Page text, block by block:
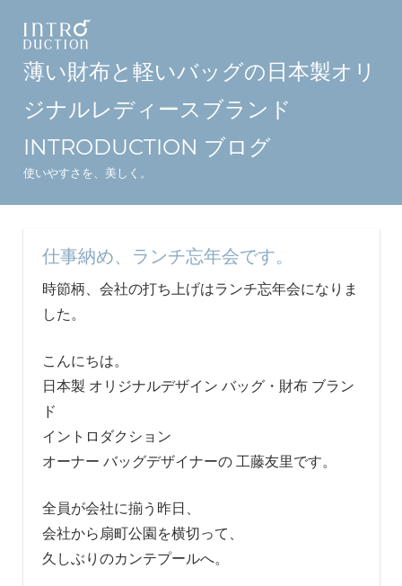
薄い財布と軽いバッグの日本製オリ
ジナルレディースブランド
INTRODUCTION ブログ
使いやすさを、美しく。
仕事納め、ランチ忘年会です。
時節柄、会社の打ち上げはランチ忘年会になりま
した。
こんにちは。
日本製 オリジナルデザイン バッグ・財布 ブラン
ド
イントロダクション
オーナー バッグデザイナーの 工藤友里です。
全員が会社に揃う昨日、
会社から扇町公園を横切って、
久しぶりのカンテプールへ。